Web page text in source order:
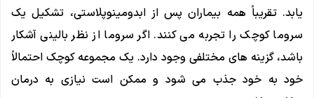
یابد. تقریباً همه بیماران پس از ابدومینوپلاستی، تشکیل یک
سروما کوچک را تجربه می کنند. اگر سروما از نظر بالینی آشکار
باشد، گزینه های مختلفی وجود دارد. یک مجموعه کوچک احتمالاً
خود به خود جذب می شود و ممکن است نیازی به درمان